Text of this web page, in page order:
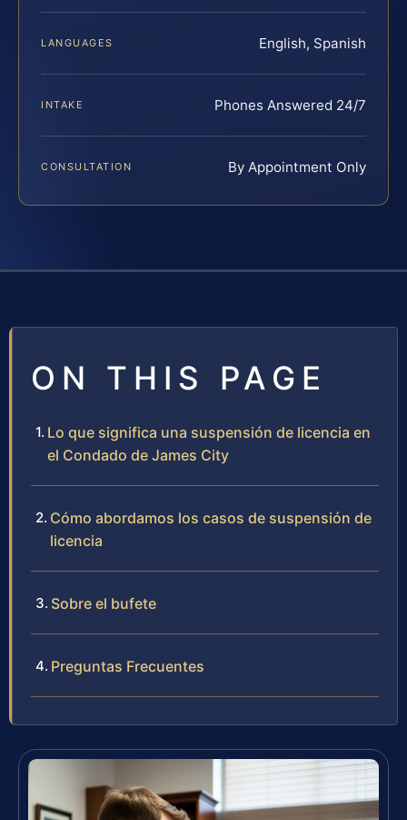
LANGUAGES English, Spanish
INTAKE Phones Answered 24/7
CONSULTATION By Appointment Only
ON THIS PAGE
Lo que significa una suspensión de licencia en
el Condado de James City
Cómo abordamos los casos de suspensión de
licencia
Sobre el bufete
Preguntas Frecuentes